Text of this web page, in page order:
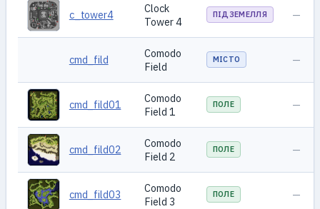
c_tower4
Clock
Tower 4
ПІДЗЕМЕЛЛЯ —
cmd_fild
Comodo
Field
МІСТО —
cmd_fild01
Comodo
Field 1
ПОЛЕ —
cmd_fild02
Comodo
Field 2
ПОЛЕ —
cmd_fild03
Comodo
Field 3
ПОЛЕ —